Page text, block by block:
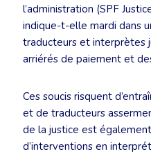
l’administration (SPF
indique-t-elle mardi dans
traducteurs et interprètes
arriérés de paiement et
Ces soucis risquent
et de traducteurs
de la justice est
d’interventions en